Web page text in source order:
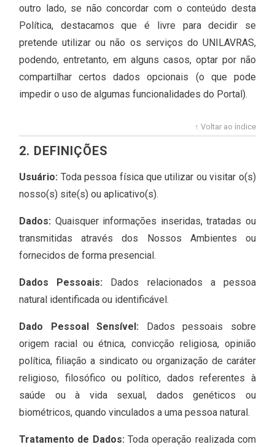
outro lado, se não concordar com o conteúdo desta
Política, destacamos que é livre para decidir se
pretende utilizar ou não os serviços do UNILAVRAS,
podendo, entretanto, em alguns casos, optar por não
compartilhar certos dados opcionais (o que pode
impedir o uso de algumas funcionalidades do Portal).
↑ Voltar ao índice
2. DEFINIÇÕES
Usuário: Toda pessoa física que utilizar ou visitar o(s)
nosso(s) site(s) ou aplicativo(s).
Dados: Quaisquer informações inseridas, tratadas ou
transmitidas através dos Nossos Ambientes ou
fornecidos de forma presencial.
Dados Pessoais: Dados relacionados a pessoa
natural identificada ou identificável.
Dado Pessoal Sensível: Dados pessoais sobre
origem racial ou étnica, convicção religiosa, opinião
política, filiação a sindicato ou organização de caráter
religioso, filosófico ou político, dados referentes à
saúde ou à vida sexual, dados genéticos ou
biométricos, quando vinculados a uma pessoa natural.
Tratamento de Dados: Toda operação realizada com